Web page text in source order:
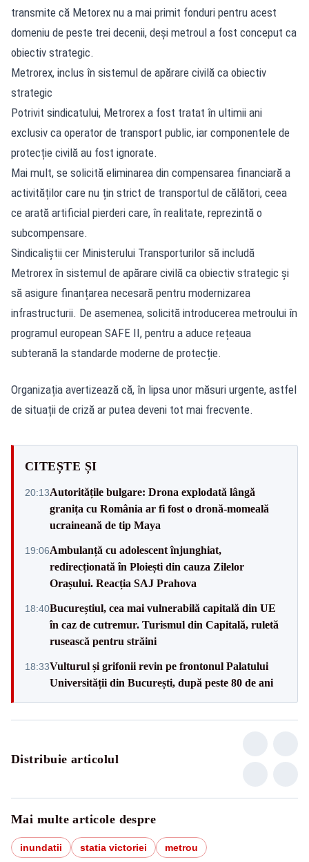
transmite că Metorex nu a mai primit fonduri pentru acest
domeniu de peste trei decenii, deși metroul a fost conceput ca
obiectiv strategic.
Metrorex, inclus în sistemul de apărare civilă ca obiectiv
strategic
Potrivit sindicatului, Metrorex a fost tratat în ultimii ani
exclusiv ca operator de transport public, iar componentele de
protecție civilă au fost ignorate.
Mai mult, se solicită eliminarea din compensarea financiară a
activităților care nu țin strict de transportul de călători, ceea
ce arată artificial pierderi care, în realitate, reprezintă o
subcompensare.
Sindicaliștii cer Ministerului Transporturilor să includă
Metrorex în sistemul de apărare civilă ca obiectiv strategic și
să asigure finanțarea necesară pentru modernizarea
infrastructurii. De asemenea, solicită introducerea metroului în
programul european SAFE II, pentru a aduce rețeaua
subterană la standarde moderne de protecție.
Organizația avertizează că, în lipsa unor măsuri urgente, astfel
de situații de criză ar putea deveni tot mai frecvente.
CITEȘTE ȘI
20:13Autoritățile bulgare: Drona explodată lângă
granița cu România ar fi fost o dronă-momeală
ucraineană de tip Maya
19:06Ambulanță cu adolescent înjunghiat,
redirecționată în Ploiești din cauza Zilelor
Orașului. Reacția SAJ Prahova
18:40Bucureștiul, cea mai vulnerabilă capitală din UE
în caz de cutremur. Turismul din Capitală, ruletă
rusească pentru străini
18:33Vulturul și grifonii revin pe frontonul Palatului
Universității din București, după peste 80 de ani
Distribuie articolul
Mai multe articole despre
inundatii statia victoriei metrou